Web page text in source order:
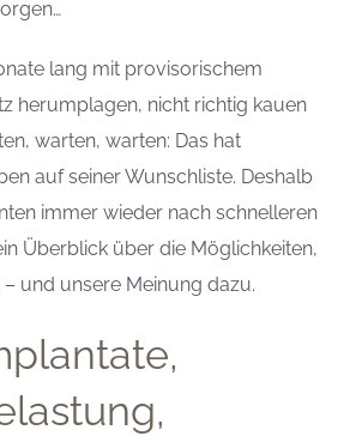
lang mit provisorischem
herumplagen, nicht richtig kauen
warten, warten: Das hat
auf seiner Wunschliste. Deshalb
immer wieder nach schnelleren
Überblick über die Möglichkeiten,
und unsere Meinung dazu.